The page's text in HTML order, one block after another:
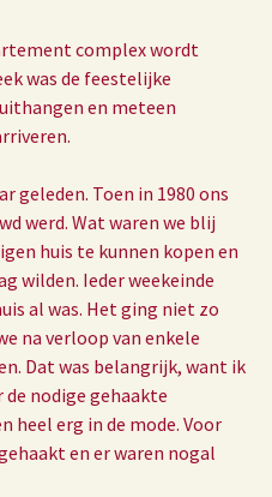
complex wordt
was de feestelijke
en meteen
geleden. Toen in 1980 ons
werd. Wat waren we blij
huis te kunnen kopen en
wilden. Ieder weekeinde
al was. Het ging niet zo
na verloop van enkele
Dat was belangrijk, want ik
nodige gehaakte
heel erg in de mode. Voor
en er waren nogal